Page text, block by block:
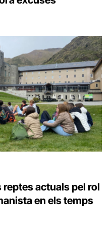
actuals pel rol
en els temps